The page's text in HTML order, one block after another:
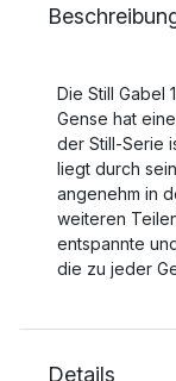
Die Still Gabel
Gense hat
der Still-Serie
liegt durch
angenehm in
weiteren
entspannte
die zu jeder
Details